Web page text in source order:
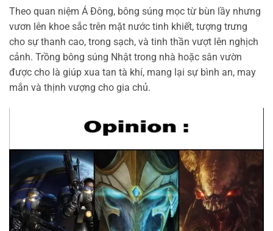
Theo quan niệm Á Đông, bông súng mọc từ bùn lầy nhưng
vươn lên khoe sắc trên mặt nước tinh khiết, tượng trưng
cho sự thanh cao, trong sạch, và tinh thần vượt lên nghịch
cảnh. Trồng bông súng Nhật trong nhà hoặc sân vườn
được cho là giúp xua tan tà khí, mang lại sự bình an, may
mắn và thịnh vượng cho gia chủ.